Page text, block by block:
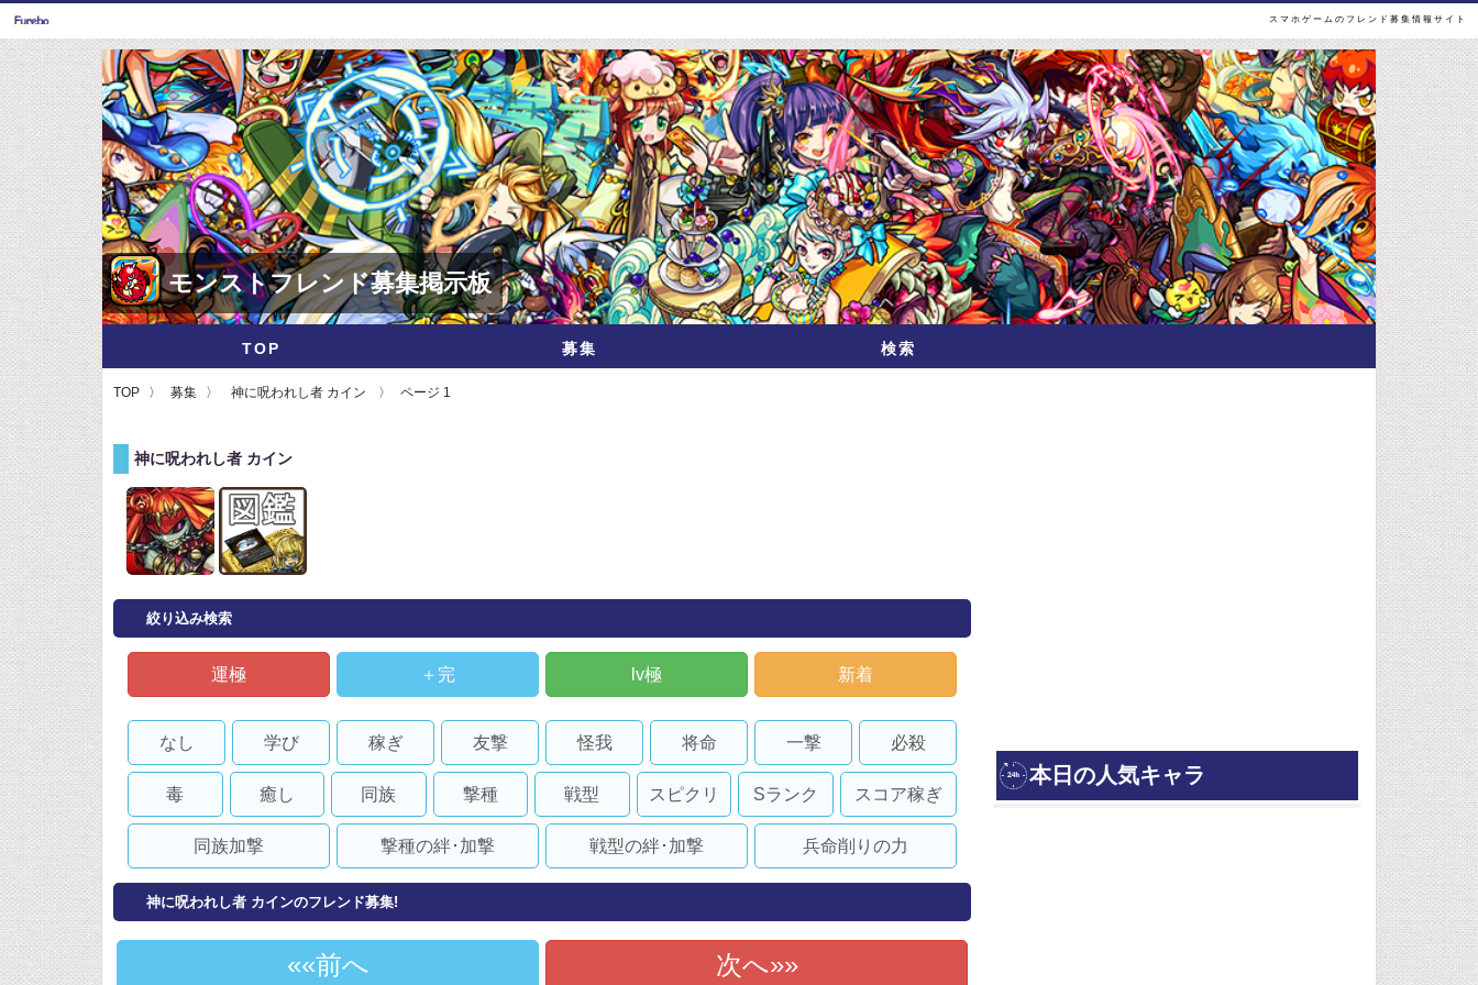
スマホゲームのフレンド募集情報サイト
モンストフレンド募集掲示板
TOP 募集 検索
TOP 募集 神に呪われし者 カイン ページ 1
神に呪われし者 カイン
絞り込み検索
運極 ＋完 lv極 新着
なし 学び 稼ぎ 友撃 怪我 将命 一撃 必殺
毒 癒し 同族 撃種 戦型 スピクリ Sランク スコア稼ぎ
同族加撃 撃種の絆･加撃 戦型の絆･加撃 兵命削りの力
神に呪われし者 カインのフレンド募集!
«前へ 次へ»